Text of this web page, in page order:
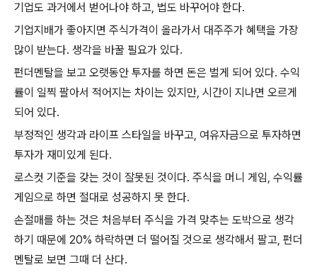
기업도 과거에서 벋어나야 하고, 법도 바꾸어야 한다.
기업지배가 좋아지면 주식가격이 올라가서 대주주가 혜택을 가장
많이 받는다. 생각을 바꿀 필요가 있다.
펀더멘탈을 보고 오랫동안 투자를 하면 돈은 벌게 되어 있다. 수익
률이 일찍 팔아서 적어지는 차이는 있지만, 시간이 지나면 오르게
되어 있다.
부정적인 생각과 라이프 스타일을 바꾸고, 여유자금으로 투자하면
투자가 재미있게 된다.
로스컷 기준을 갖는 것이 잘못된 것이다. 주식을 머니 게임, 수익률
게임으로 하면 절대로 성공하지 못 한다.
손절매를 하는 것은 처음부터 주식을 가격 맞추는 도박으로 생각
하기 때문에 20% 하락하면 더 떨어질 것으로 생각해서 팔고, 펀더
멘탈로 보면 그때 더 산다.